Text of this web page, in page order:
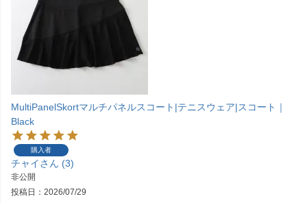
MultiPanelSkortマルチパネルスコート|テニスウェア|スコート｜
Black
購入者
チャイ 3
非公開
投稿日
2026/07/29